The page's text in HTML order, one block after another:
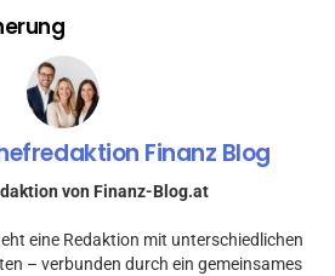
Finanz Blog
von Finanz-Blog.at
eine Redaktion mit unterschiedlichen
– verbunden durch ein gemeinsames